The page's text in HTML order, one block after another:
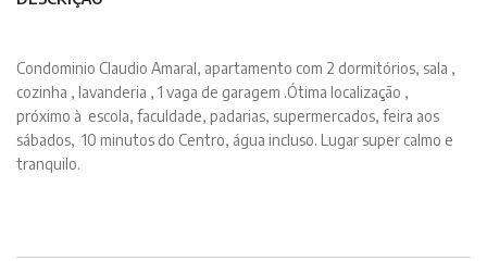
Condominio Claudio Amaral, apartamento com 2 dormitórios, sala ,
cozinha , lavanderia , 1 vaga de garagem .Ótima localização ,
próximo à escola, faculdade, padarias, supermercados, feira aos
sábados, 10 minutos do Centro, água incluso. Lugar super calmo e
tranquilo.